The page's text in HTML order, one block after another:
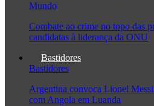
Mundo
Combate ao crime no topo das
candidatas à liderança da ONU
Bastidores
Bastidores
Argentina convoca Lionel
com Angola em Luanda